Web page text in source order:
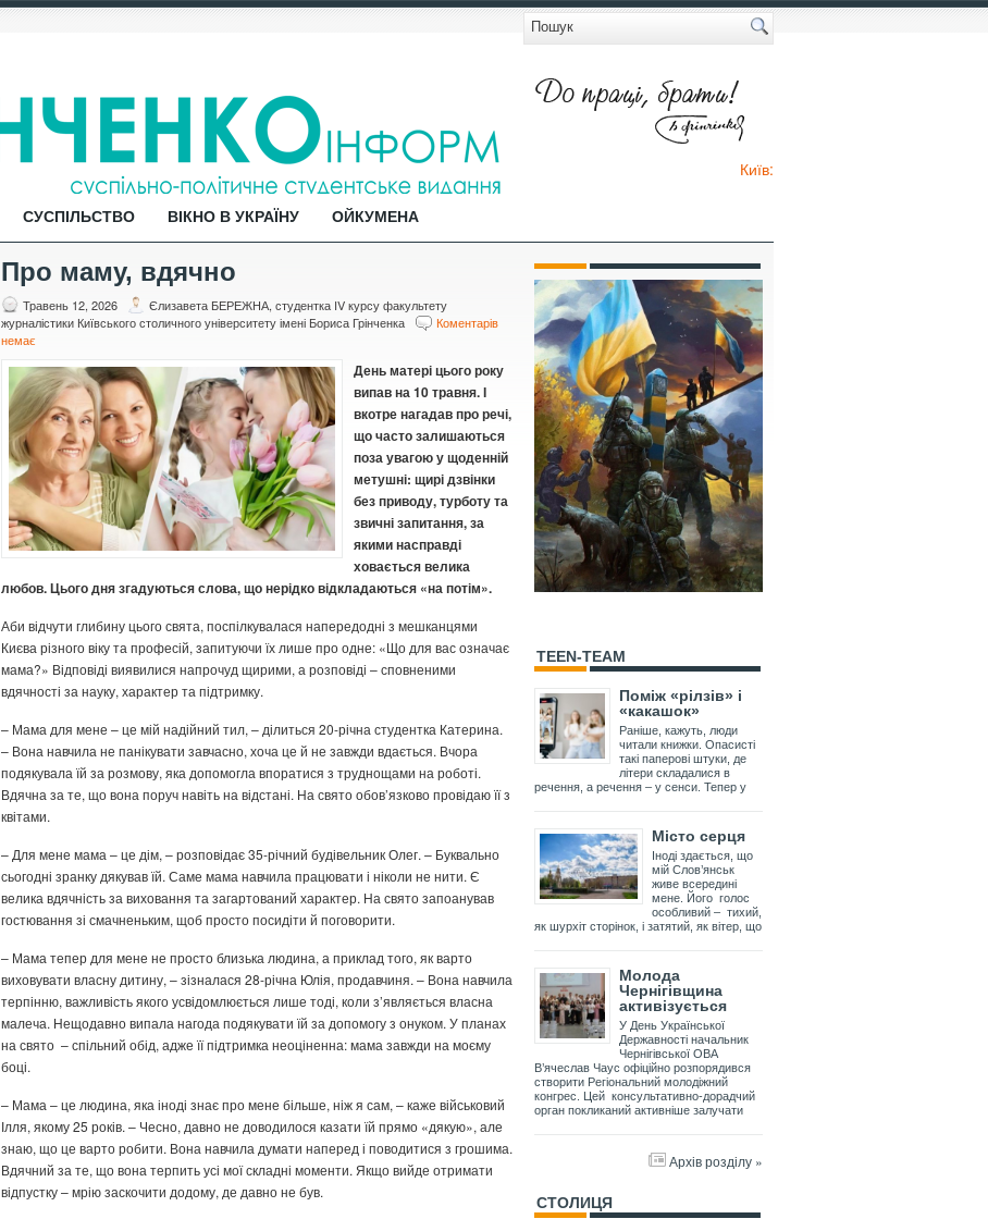
Київ:
СУСПІЛЬСТВО ВІКНО В УКРАЇНУ ОЙКУМЕНА
Про маму, вдячно
Травень 12, 2026
Єлизавета БЕРЕЖНА, студентка IV курсу факультету
журналістики Київського столичного університету імені Бориса Грінченка
Коментарів
немає
День матері цього року
випав на 10 травня. І
вкотре нагадав про речі,
що часто залишаються
поза увагою у щоденній
метушні: щирі дзвінки
без приводу, турботу та
звичні запитання, за
якими насправді
ховається велика
любов. Цього дня згадуються слова, що нерідко відкладаються «на потім».
Аби відчути глибину цього свята, поспілкувалася напередодні з мешканцями
Києва різного віку та професій, запитуючи їх лише про одне: «Що для вас означає
мама?» Відповіді виявилися напрочуд щирими, а розповіді – сповненими
вдячності за науку, характер та підтримку.
– Мама для мене – це мій надійний тил, – ділиться 20-річна студентка Катерина.
– Вона навчила не панікувати завчасно, хоча це й не завжди вдається. Вчора
подякувала їй за розмову, яка допомогла впоратися з труднощами на роботі.
Вдячна за те, що вона поруч навіть на відстані. На свято обов’язково провідаю її з
квітами.
– Для мене мама – це дім, – розповідає 35-річний будівельник Олег. – Буквально
сьогодні зранку дякував їй. Саме мама навчила працювати і ніколи не нити. Є
велика вдячність за виховання та загартований характер. На свято запоанував
гостювання зі смачненьким, щоб просто посидіти й поговорити.
– Мама тепер для мене не просто близька людина, а приклад того, як варто
виховувати власну дитину, – зізналася 28-річна Юлія, продавчиня. – Вона навчила
терпінню, важливість якого усвідомлюється лише тоді, коли з’являється власна
малеча. Нещодавно випала нагода подякувати їй за допомогу з онуком. У планах
на свято – спільний обід, адже її підтримка неоціненна: мама завжди на моєму
боці.
– Мама – це людина, яка іноді знає про мене більше, ніж я сам, – каже військовий
Ілля, якому 25 років. – Чесно, давно не доводилося казати їй прямо «дякую», але
знаю, що це варто робити. Вона навчила думати наперед і поводитися з грошима.
Вдячний за те, що вона терпить усі мої складні моменти. Якщо вийде отримати
відпустку – мрію заскочити додому, де давно не був.
TEEN-TEAM
Поміж «рілзів» і
«какашок»
Раніше, кажуть, люди
читали книжки. Опасисті
такі паперові штуки, де
літери складалися в
речення, а речення – у сенси. Тепер у
Місто серця
Іноді здається, що
мій Слов’янськ
живе всередині
мене. Його голос
особливий – тихий,
як шурхіт сторінок, і затятий, як вітер, що
Молода
Чернігівщина
активізується
У День Української
Державності начальник
Чернігівської ОВА
В’ячеслав Чаус офіційно розпорядився
створити Регіональний молодіжний
конгрес. Цей консультативно-дорадчий
орган покликаний активніше залучати
Архів розділу »
СТОЛИЦЯ